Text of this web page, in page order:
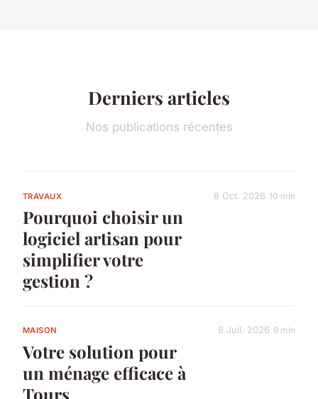
Derniers articles
Nos publications récentes
TRAVAUX
Pourquoi choisir un
logiciel artisan pour
simplifier votre
gestion ?
8 Oct. 2026 10 min
MAISON
Votre solution pour
un ménage efficace à
Tours
8 Juil. 2026 9 min